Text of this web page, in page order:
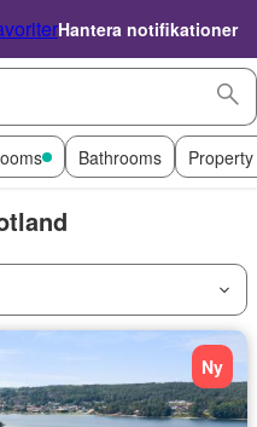
Hantera notifikationer
Bathrooms
Ny